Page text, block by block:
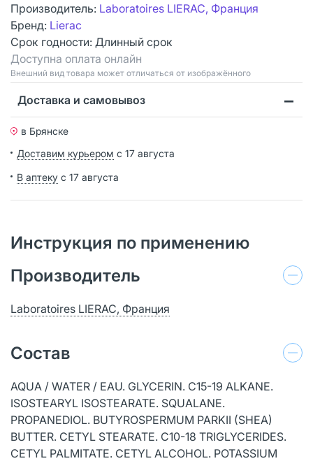
Производитель: Laboratoires LIERAC, Франция
Бренд: Lierac
Срок годности: Длинный срок
Доступна оплата онлайн
Bнешний вид товара может отличаться от изображённого
Доставка и самовывоз
в Брянске
Доставим курьером с 17 августа
В аптеку с 17 августа
Инструкция по применению
Производитель
Laboratoires LIERAC, Франция
Состав
AQUA / WATER / EAU. GLYCERIN. C15-19 ALKANE.
ISOSTEARYL ISOSTEARATE. SQUALANE.
PROPANEDIOL. BUTYROSPERMUM PARKII (SHEA)
BUTTER. CETYL STEARATE. C10-18 TRIGLYCERIDES.
CETYL PALMITATE. CETYL ALCOHOL. POTASSIUM